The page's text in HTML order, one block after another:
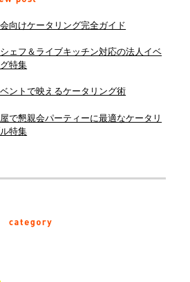
向けケータリング完全ガイド
シェフ＆ライブキッチン対応の法人イベ
特集
ントで映えるケータリング術
で懇親会パーティーに最適なケータリ
特集